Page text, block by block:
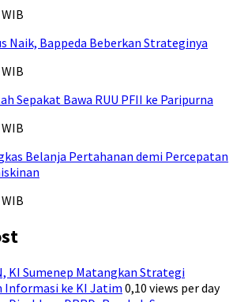
Naik, Bappeda Beberkan Strateginya
Sepakat Bawa RUU PFII ke Paripurna
Belanja Pertahanan demi Percepatan
KI Sumenep Matangkan Strategi
Informasi ke KI Jatim 0,10 views per day